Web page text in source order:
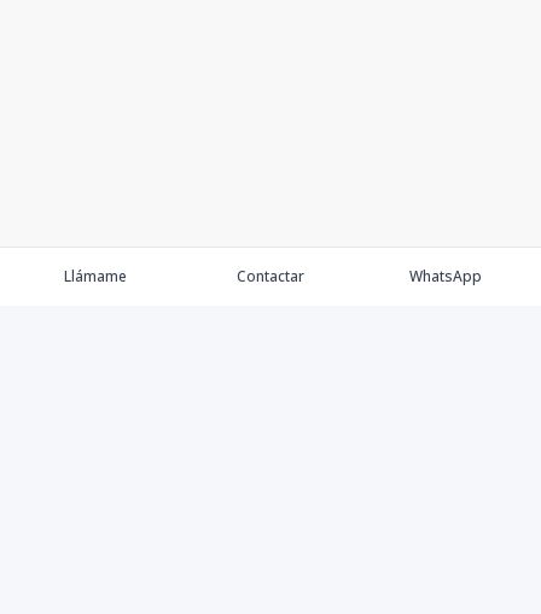
Llámame Contactar WhatsApp